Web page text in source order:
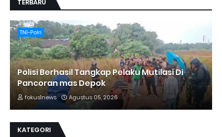
TERBARU
TNI-Polri
Polisi Berhasil Tangkap Pelaku Mutilasi Di
Pancoran mas Depok
fokus1news Agustus 05, 2026
KATEGORI